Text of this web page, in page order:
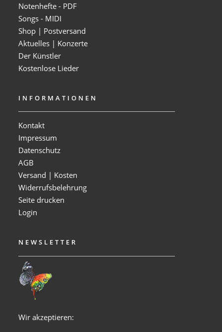
Notenhefte - PDF
Songs - MIDI
Shop | Postversand
Aktuelles | Konzerte
Der Künstler
Kostenlose Lieder
INFORMATIONEN
Kontakt
Impressum
Datenschutz
AGB
Versand | Kosten
Widerrufsbelehrung
Seite drucken
Login
NEWSLETTER
Wir akzeptieren: